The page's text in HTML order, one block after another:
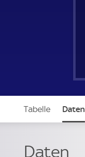
Tabelle Daten
Daten